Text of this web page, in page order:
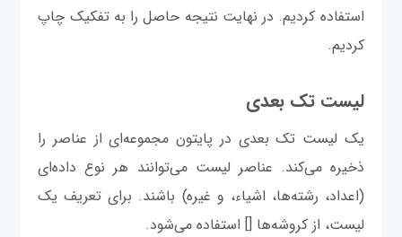
استفاده کردیم. در نهایت نتیجه حاصل را به تفکیک چاپ
کردیم.
لیست تک بعدی
یک لیست تک بعدی در پایتون مجموعه‌ای از عناصر را
ذخیره می‌کند. عناصر لیست می‌توانند هر نوع داده‌ای
(اعداد، رشته‌ها، اشیاء، و غیره) باشند. برای تعریف یک
لیست، از کروشه‌ها [] استفاده می‌شود.